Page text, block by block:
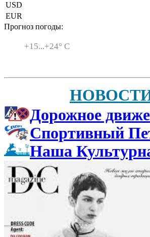
USD
EUR
Прогноз погоды:
+15...+24° C
Дорожное
Спортивный
Наша